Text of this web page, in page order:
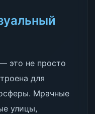
это не просто
для
Мрачные
улицы,